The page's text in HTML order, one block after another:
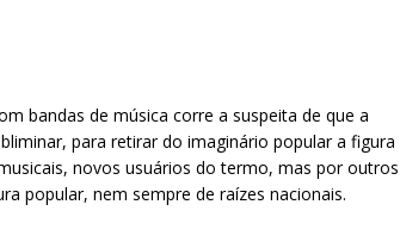
bandas de música corre a suspeita de que a
para retirar do imaginário popular a figura
novos usuários do termo, mas por outros
popular, nem sempre de raízes nacionais.